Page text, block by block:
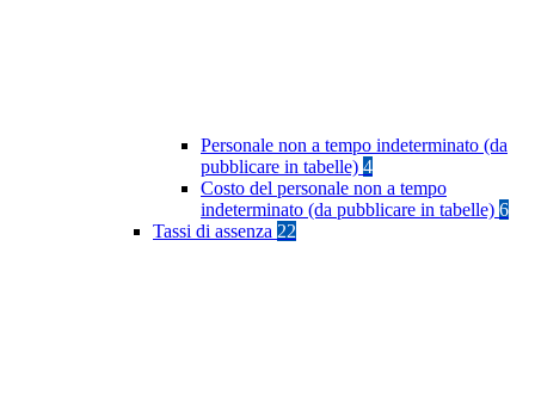
Personale non a tempo indeterminato (da
pubblicare in tabelle) 4
Costo del personale non a tempo
indeterminato (da pubblicare in tabelle) 6
Tassi di assenza 22